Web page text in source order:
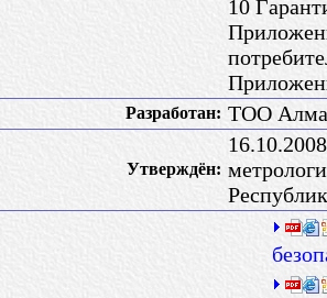
10
Разработан: ТОО
Утверждён: